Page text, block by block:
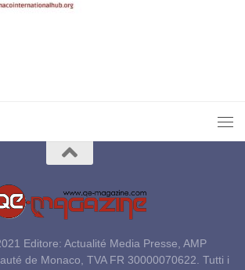
Editore: Actualité Media Presse, AMP
de Monaco, TVA FR 30000070622. Tutti i